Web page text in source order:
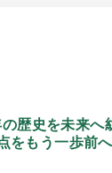
歴史を未来へ
をもう一歩前へ